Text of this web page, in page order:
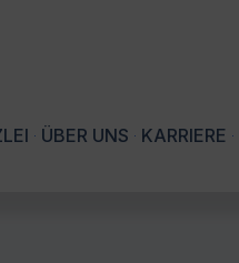
ÜBER UNS KARRIERE